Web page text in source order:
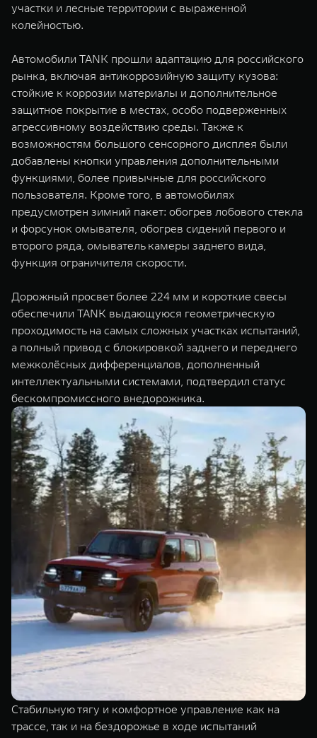
участки и лесные территории с выраженной
колейностью.
Автомобили TANK прошли адаптацию для российского
рынка, включая антикоррозийную защиту кузова:
стойкие к коррозии материалы и дополнительное
защитное покрытие в местах, особо подверженных
агрессивному воздействию среды. Также к
возможностям большого сенсорного дисплея были
добавлены кнопки управления дополнительными
функциями, более привычные для российского
пользователя. Кроме того, в автомобилях
предусмотрен зимний пакет: обогрев лобового стекла
и форсунок омывателя, обогрев сидений первого и
второго ряда, омыватель камеры заднего вида,
функция ограничителя скорости.
Дорожный просвет более 224 мм и короткие свесы
обеспечили TANK выдающуюся геометрическую
проходимость на самых сложных участках испытаний,
а полный привод c блокировкой заднего и переднего
межколёсных дифференциалов, дополненный
интеллектуальными системами, подтвердил статус
бескомпромиссного внедорожника.
Стабильную тягу и комфортное управление как на
трассе, так и на бездорожье в ходе испытаний